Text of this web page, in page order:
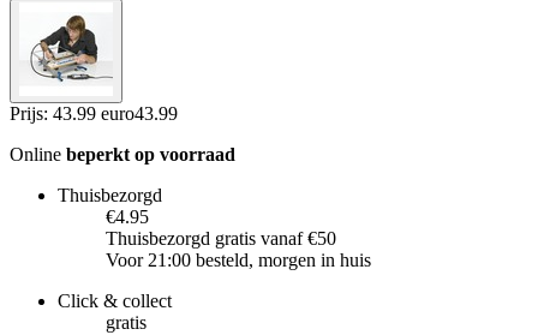
Prijs: 43.99 euro43.99
Online beperkt op voorraad
Thuisbezorgd
€4.95
Thuisbezorgd gratis vanaf €50
Voor 21:00 besteld, morgen in huis
Click & collect
gratis